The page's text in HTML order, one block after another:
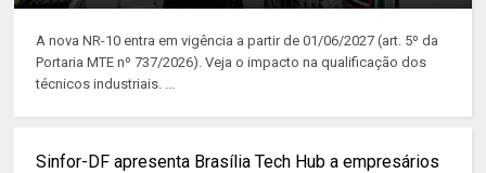
A nova NR-10 entra em vigência a partir de 01/06/2027 (art. 5º da
Portaria MTE nº 737/2026). Veja o impacto na qualificação dos
técnicos industriais. ...
Sinfor-DF apresenta Brasília Tech Hub a empresários